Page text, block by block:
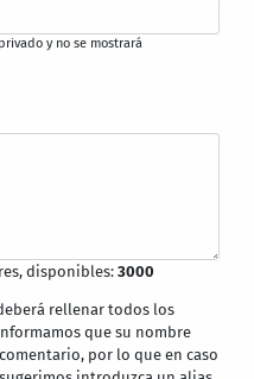
y no se mostrará
disponibles:3000
rellenar todos los
que su nombre
por lo que en caso